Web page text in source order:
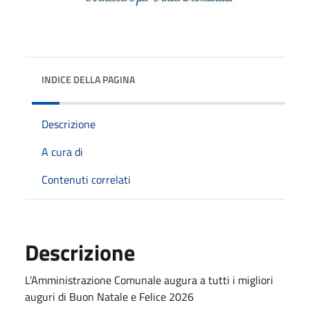
INDICE DELLA PAGINA
Descrizione
A cura di
Contenuti correlati
Descrizione
L’Amministrazione Comunale augura a tutti i migliori
auguri di Buon Natale e Felice 2026